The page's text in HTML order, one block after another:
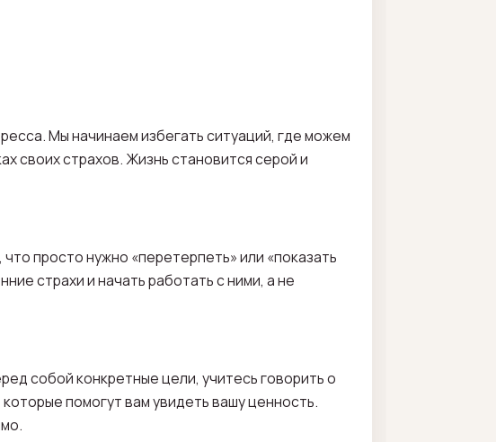
Мы начинаем избегать ситуаций, где можем
своих страхов. Жизнь становится серой и
просто нужно «перетерпеть» или «показать
страхи и начать работать с ними, а не
собой конкретные цели, учитесь говорить о
помогут вам увидеть вашу ценность.